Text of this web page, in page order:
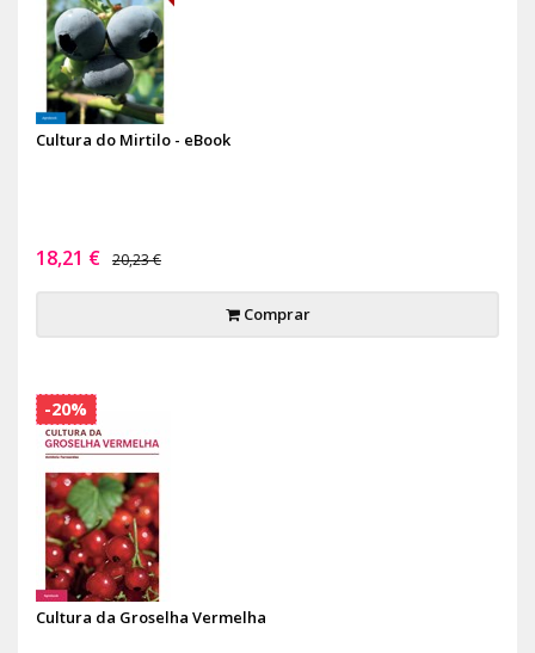
Cultura do Mirtilo - eBook
18,21 € 20,23 €
Comprar
Cultura da Groselha Vermelha
-20%